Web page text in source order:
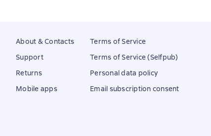
About & Contacts
Support
Returns
Mobile apps
Terms of Service
Terms of Service (Selfpub)
Personal data policy
Email subscription consent